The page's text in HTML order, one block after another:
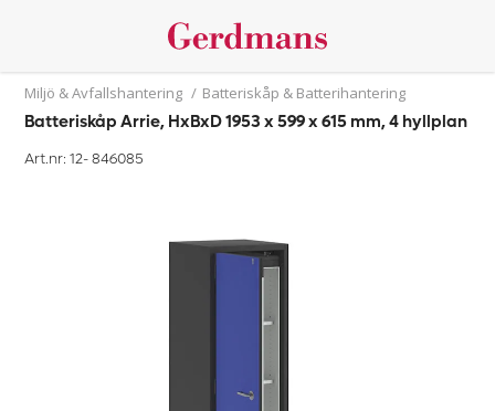
Miljö & Avfallshantering / Batteriskåp & Batterihantering
Batteriskåp Arrie, HxBxD 1953 x 599 x 615 mm, 4 hyllplan
Art.nr: 12-846085